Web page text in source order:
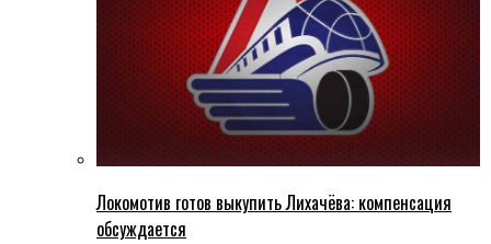
Локомотив готов выкупить Лихачёва: компенсация
обсуждается